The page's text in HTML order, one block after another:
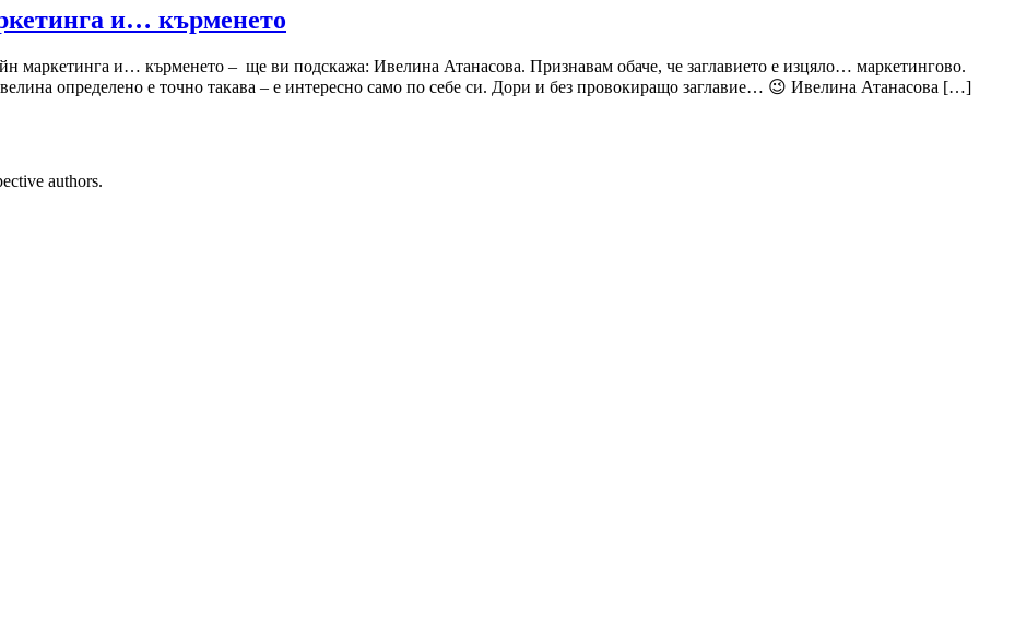
и… кърменето
маркетинга и… кърменето – ще ви подскажа: Ивелина Атанасова. Признавам обаче, че заглавието е изцяло… маркетингово.
определено е точно такава – е интересно само по себе си. Дори и без провокиращо заглавие… 😉 Ивелина Атанасова […]
authors.